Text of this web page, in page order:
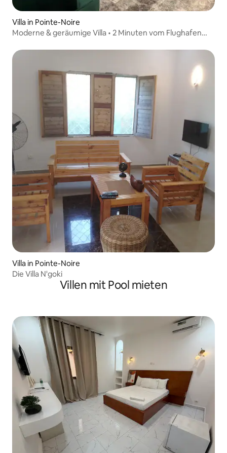
Villa in Pointe-Noire
Moderne & geräumige Villa • 2 Minuten vom Flughafen
Villa in Pointe-Noire
Die Villa N'goki
Villen mit Pool mieten